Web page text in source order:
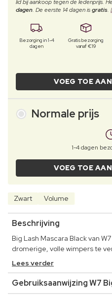
lid bij aankoop tegen de ledenprijs.
dagen. De eerste 14 dagen isgratis.
Bezorging in 1-4
dagen
Gratis bezorging
vanaf €19
VOEG TOE
Normale prijs
1-4 dagen
VOEG TOE
Zwart Volume
Beschrijving
Big Lash Mascara Black van
dromerige, volle wimpers te
Lees verder
Gebruiksaanwijzing W7